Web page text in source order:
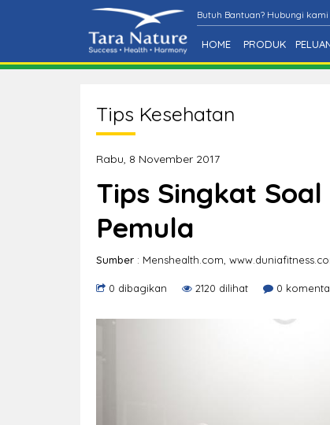
Butuh Bantuan? Hubungi kami
HOME PRODUK
Tips Kesehatan
Rabu, 8 November 2017
Tips Singkat
Pemula
Sumber : Menshealth.com,
0 dibagikan 2120 dilihat 0